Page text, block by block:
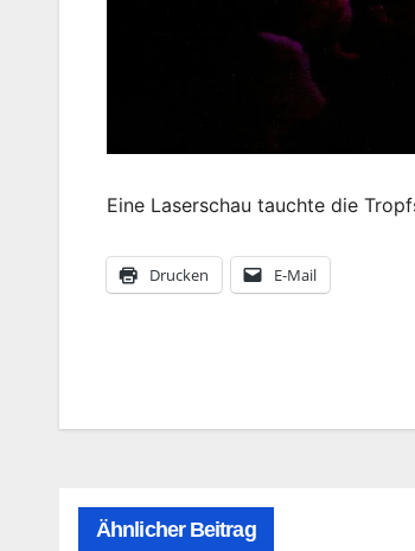
Eine Laserschau tauchte die
Drucken E-Mail
Ähnlicher Beitrag